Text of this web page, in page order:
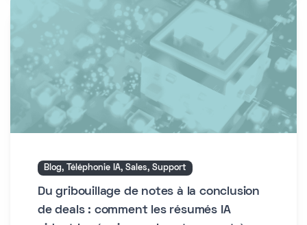
Blog, Téléphonie IA, Sales, Support
Du gribouillage de notes à la conclusion
de deals : comment les résumés IA